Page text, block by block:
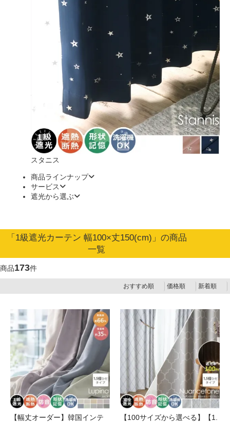
スタニス
商品ラインナップ
サービス
遮光から選ぶ
「1級遮光カーテン 幅100×丈150(cm)」の商品
一覧
商品173件
おすすめ順 価格順 新着順
【幅丈オーダー】韓国インテ 【100サイズから選べる】【1.